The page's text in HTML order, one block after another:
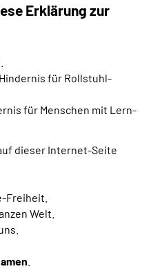
Erklärung zur
für Rollstuhl-
für Menschen mit Lern-
dieser Internet-Seite
Freiheit.
Welt.